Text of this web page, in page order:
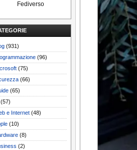
Fediverso
(931)
(96)
(75)
(66)
(65)
(57)
e Internet (48)
(10)
(8)
(2)